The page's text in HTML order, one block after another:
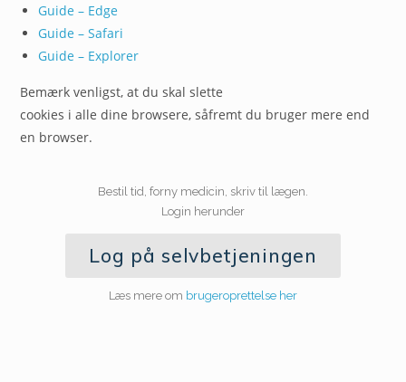
Guide – Edge
Guide – Safari
Guide – Explorer
Bemærk venligst, at du skal slette
cookies i alle dine browsere, såfremt du bruger mere end
en browser.
Bestil tid, forny medicin, skriv til lægen.
Login herunder
Log på selvbetjeningen
Læs mere om brugeroprettelse her